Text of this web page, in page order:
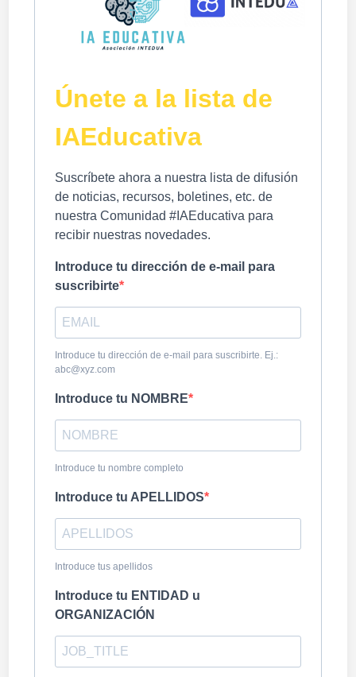
Únete a la lista de
IAEducativa
Suscríbete ahora a nuestra lista de difusión
de noticias, recursos, boletines, etc. de
nuestra Comunidad #IAEducativa para
recibir nuestras novedades.
Introduce tu dirección de e-mail para
suscribirte
Introduce tu dirección de e-mail para suscribirte. Ej.:
abc@xyz.com
Introduce tu NOMBRE
Introduce tu nombre completo
Introduce tu APELLIDOS
Introduce tus apellidos
Introduce tu ENTIDAD u
ORGANIZACIÓN